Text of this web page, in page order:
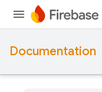
Documentation